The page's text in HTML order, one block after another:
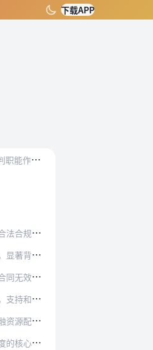
下载APP
金
融是国家重要的核心竞争力，金融安全是国家安全的重要组成部分，金融制度是经济社会发展中重要的基础性制度。为充分发挥人民法院金融审判职能作用，促进经济和金融良性循…
保护。…
总计超…
类型担…
济。对…
领域和…
济运行…